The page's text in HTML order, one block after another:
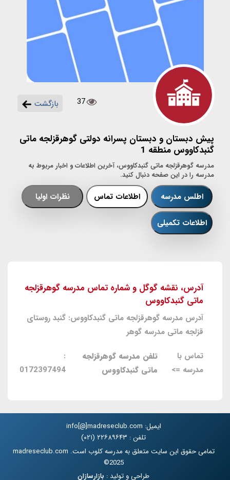
بازگشت 37
پیش دبستان و دبستان پسرانه دولتی گوهرقزلجه ماتی
گنبدکاووس منطقه 1
مدرسه گوهرقزلجه ماتی گنبدکاووس، آخرین اطلاعات و اخبار مربوط به
مدرسه را در این صفحه دنبال کنید.
اطلس مدرسه اطلاعات تماس نظرات اولیا
اطلاعات تکمیلی
آدرس، نقشه گوگل و شماره تماس مدرسه گوهرقزلجه
ماتی گنبدکاووس
آدرس مدرسه گوهرقزلجه ماتی گنبدکاووس: گنبد روستای
قزلجه ماتی مدرسه گوهر
تماس با
مدرسه =>
تلفن مدرسه گوهرقزلجه
ماتی گنبدکاووس
:
0172397494
ایمیل: info[@]madreseclub.com
تلفن : ۲۲۶۸۹۶۴۳ (۰۲۱)
تمامی حقوق این سایت متعلق به مدرسه کلوب است. madreseclub.com
2025©
طراحی و تولید : بازارسازان